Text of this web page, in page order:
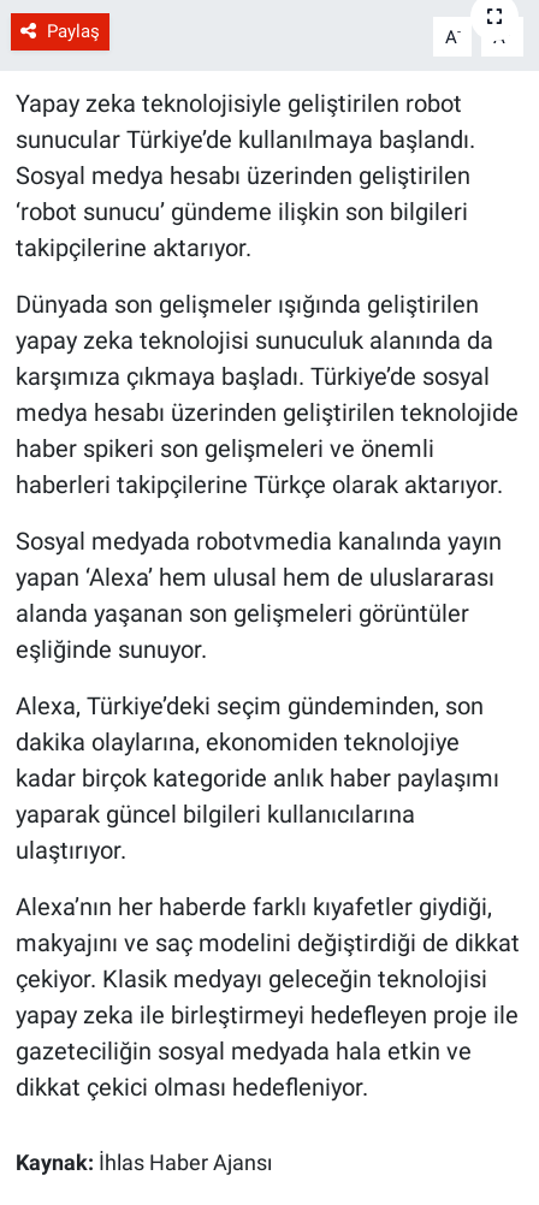
Paylaş A- A
Yapay zeka teknolojisiyle geliştirilen robot
sunucular Türkiye’de kullanılmaya başlandı.
Sosyal medya hesabı üzerinden geliştirilen
‘robot sunucu’ gündeme ilişkin son bilgileri
takipçilerine aktarıyor.
Dünyada son gelişmeler ışığında geliştirilen
yapay zeka teknolojisi sunuculuk alanında da
karşımıza çıkmaya başladı. Türkiye’de sosyal
medya hesabı üzerinden geliştirilen teknolojide
haber spikeri son gelişmeleri ve önemli
haberleri takipçilerine Türkçe olarak aktarıyor.
Sosyal medyada robotvmedia kanalında yayın
yapan ‘Alexa’ hem ulusal hem de uluslararası
alanda yaşanan son gelişmeleri görüntüler
eşliğinde sunuyor.
Alexa, Türkiye’deki seçim gündeminden, son
dakika olaylarına, ekonomiden teknolojiye
kadar birçok kategoride anlık haber paylaşımı
yaparak güncel bilgileri kullanıcılarına
ulaştırıyor.
Alexa’nın her haberde farklı kıyafetler giydiği,
makyajını ve saç modelini değiştirdiği de dikkat
çekiyor. Klasik medyayı geleceğin teknolojisi
yapay zeka ile birleştirmeyi hedefleyen proje ile
gazeteciliğin sosyal medyada hala etkin ve
dikkat çekici olması hedefleniyor.
Kaynak: İhlas Haber Ajansı